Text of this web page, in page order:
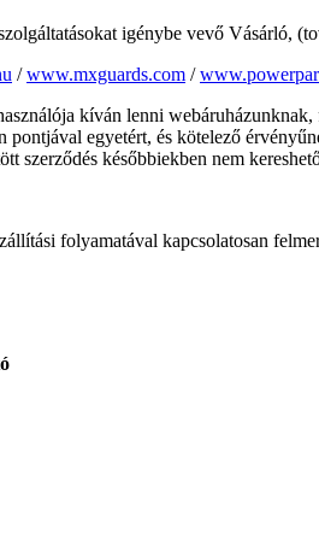
igénybe vevő Vásárló,
/www.mxguards.com /
kíván lenni webáruházunknak,
pontjával egyetért, és kötelező
szerződés későbbiekben nem
folyamatával kapcsolatosan